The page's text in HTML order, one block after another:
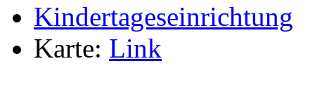
Kindertageseinrichtung
Karte: Link